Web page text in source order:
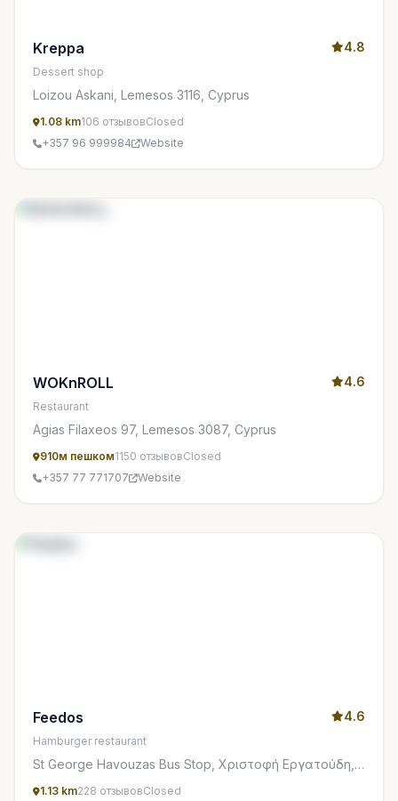
Kreppa 4.8
Dessert shop
Loizou Askani, Lemesos 3116, Cyprus
1.08 km106 отзывовClosed
+357 96 999984
Website
WOKnROLL 4.6
Restaurant
Agias Filaxeos 97, Lemesos 3087, Cyprus
910м пешком1150 отзывовClosed
+357 77 771707
Website
Feedos 4.6
Hamburger restaurant
St George Havouzas Bus Stop, Χριστοφή Εργατούδη,
1.13 km228 отзывовClosed